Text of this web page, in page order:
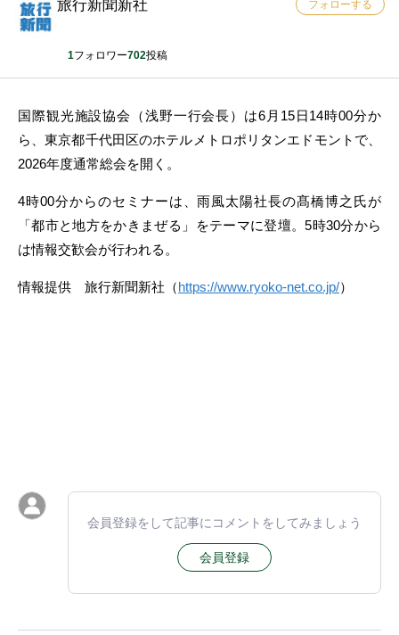
旅行新聞新社
1フォロワー702投稿
フォローする
国際観光施設協会（浅野一行会長）は6月15日14時00分か
ら、東京都千代田区のホテルメトロポリタンエドモントで、
2026年度通常総会を開く。
4時00分からのセミナーは、雨風太陽社長の髙橋博之氏が
「都市と地方をかきまぜる」をテーマに登壇。5時30分から
は情報交歓会が行われる。
情報提供 旅行新聞新社（https://www.ryoko-net.co.jp/）
会員登録をして記事にコメントをしてみましょう
会員登録